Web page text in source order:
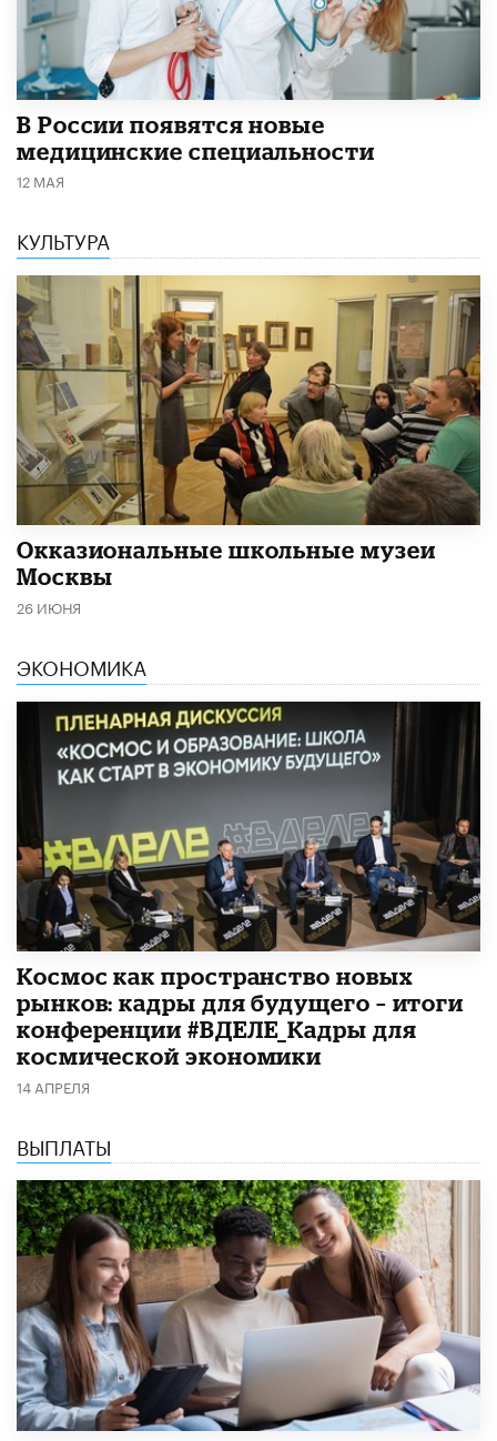
В России появятся новые
медицинские специальности
12 МАЯ
КУЛЬТУРА
​Окказиональные школьные музеи
Москвы
26 ИЮНЯ
ЭКОНОМИКА
Космос как пространство новых
рынков: кадры для будущего – итоги
конференции #ВДЕЛЕ_Кадры для
космической экономики
14 АПРЕЛЯ
ВЫПЛАТЫ